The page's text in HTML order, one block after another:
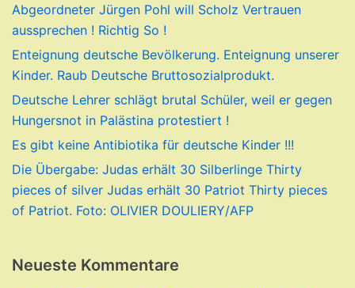
Abgeordneter Jürgen Pohl will Scholz Vertrauen
aussprechen ! Richtig So !
Enteignung deutsche Bevölkerung. Enteignung unserer
Kinder. Raub Deutsche Bruttosozialprodukt.
Deutsche Lehrer schlägt brutal Schüler, weil er gegen
Hungersnot in Palästina protestiert !
Es gibt keine Antibiotika für deutsche Kinder !!!
Die Übergabe: Judas erhält 30 Silberlinge Thirty
pieces of silver Judas erhält 30 Patriot Thirty pieces
of Patriot. Foto: OLIVIER DOULIERY/AFP
Neueste Kommentare